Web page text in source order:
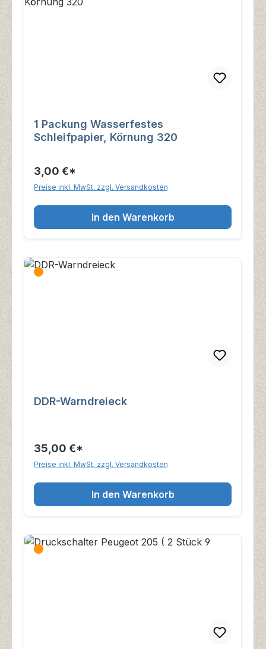
1 Packung Wasserfestes
Schleifpapier, Körnung 320
3,00 €*
Preise inkl. MwSt. zzgl. Versandkosten
In den Warenkorb
DDR-Warndreieck
35,00 €*
Preise inkl. MwSt. zzgl. Versandkosten
In den Warenkorb